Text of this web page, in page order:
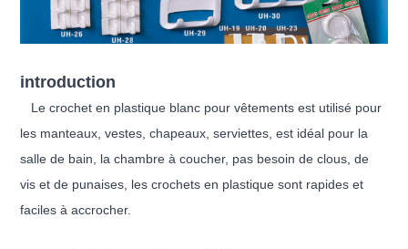
introduction
Le crochet en plastique blanc pour vêtements est utilisé pour
les manteaux, vestes, chapeaux, serviettes, est idéal pour la
salle de bain, la chambre à coucher, pas besoin de clous, de
vis et de punaises, les crochets en plastique sont rapides et
faciles à accrocher.